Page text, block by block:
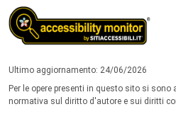
Ultimo aggiornamento: 24/06/2026
Per le opere presenti in questo sito si
normativa sul diritto d'autore e sui diritti